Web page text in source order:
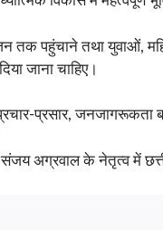
तक पहुंचाने तथा युवाओं,
जाना चाहिए।
प्रसार, जनजागरूकता
अग्रवाल के नेतृत्व में